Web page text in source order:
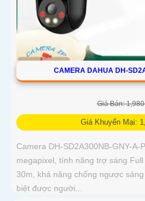
CAMERA DAHUA DH-
Giá Bán:
Giá Khuyến Mại:
Camera DH-SD2A300NB-GNY-A-
megapixel, tính năng trợ sáng
30m, khả năng chống ngược
biệt được người...